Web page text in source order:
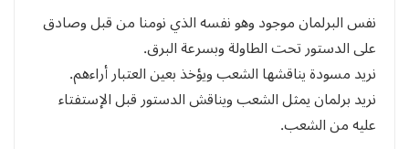
نفس البرلمان موجود وهو نفسه الذي نومنا من قبل وصادق
على الدستور تحت الطاولة وبسرعة البرق.
نريد مسودة يناقشها الشعب ويؤخذ بعين العتبار أراءهم.
نريد برلمان يمثل الشعب ويناقش الدستور قبل الإستفتاء
عليه من الشعب.